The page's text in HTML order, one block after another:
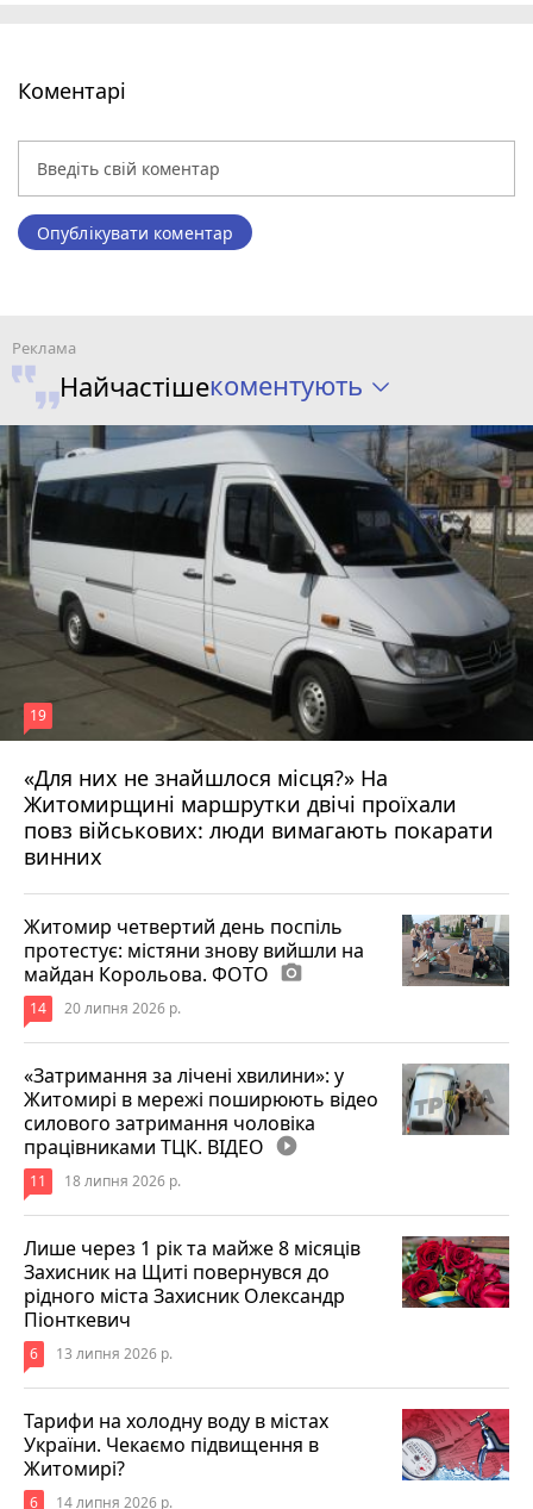
Коментарі
Опублікувати коментар
Найчастішекоментують
«Для них не знайшлося місця?» На
Житомирщині маршрутки двічі проїхали
повз військових: люди вимагають покарати
винних
19
17 липня 2026 р.
Житомир четвертий день поспіль
протестує: містяни знову вийшли на
майдан Корольова. ФОТО photo_camera
14 20 липня 2026 р.
«Затримання за лічені хвилини»: у
Житомирі в мережі поширюють відео
силового затримання чоловіка
працівниками ТЦК. ВІДЕО play_circle_filled
11 18 липня 2026 р.
Лише через 1 рік та майже 8 місяців
Захисник на Щиті повернувся до
рідного міста Захисник Олександр
Піонткевич
6 13 липня 2026 р.
Тарифи на холодну воду в містах
України. Чекаємо підвищення в
Житомирі?
6 14 липня 2026 р.